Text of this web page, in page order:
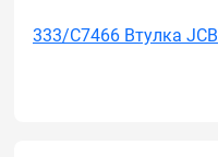
333/C7466 Втулка JCB